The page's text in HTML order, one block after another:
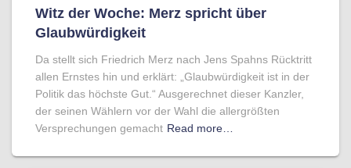
Witz der Woche: Merz spricht über
Glaubwürdigkeit
Da stellt sich Friedrich Merz nach Jens Spahns Rücktritt
allen Ernstes hin und erklärt: „Glaubwürdigkeit ist in der
Politik das höchste Gut.“ Ausgerechnet dieser Kanzler,
der seinen Wählern vor der Wahl die allergrößten
Versprechungen gemacht Read more…